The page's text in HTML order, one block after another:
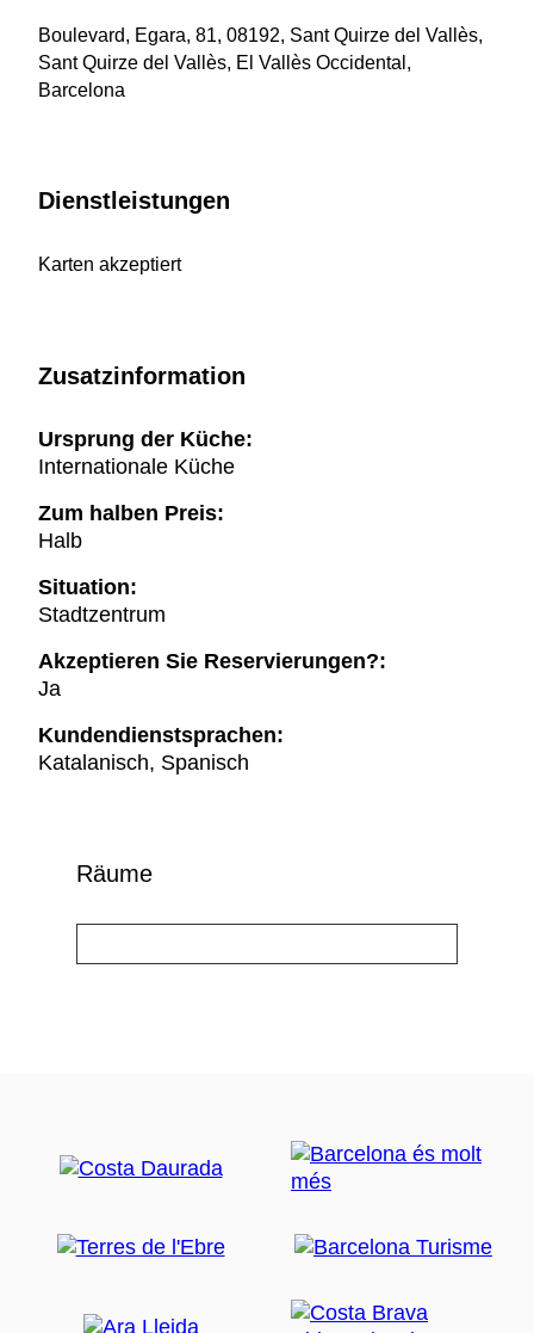
Boulevard, Egara, 81, 08192, Sant Quirze del Vallès,
Sant Quirze del Vallès, El Vallès Occidental,
Barcelona
Dienstleistungen
Karten akzeptiert
Zusatzinformation
Ursprung der Küche:
Internationale Küche
Zum halben Preis:
Halb
Situation:
Stadtzentrum
Akzeptieren Sie Reservierungen?:
Ja
Kundendienstsprachen:
Katalanisch, Spanisch
Räume